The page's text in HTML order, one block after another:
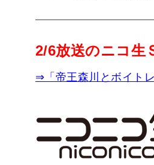
2/6放送のニコ生
⇒「帝王森川とボイト